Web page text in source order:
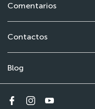
Comentarios
Contactos
Blog